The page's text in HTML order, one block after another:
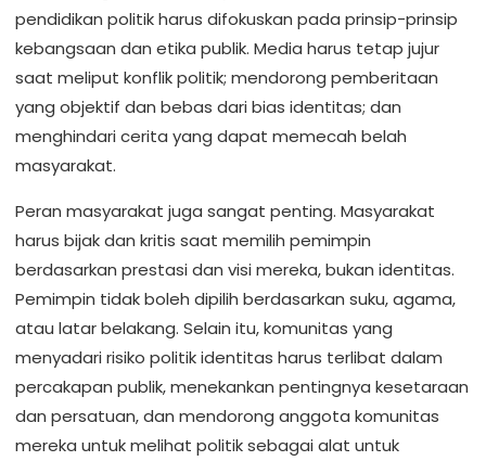
pendidikan politik harus difokuskan pada prinsip-prinsip
kebangsaan dan etika publik. Media harus tetap jujur
saat meliput konflik politik; mendorong pemberitaan
yang objektif dan bebas dari bias identitas; dan
menghindari cerita yang dapat memecah belah
masyarakat.
Peran masyarakat juga sangat penting. Masyarakat
harus bijak dan kritis saat memilih pemimpin
berdasarkan prestasi dan visi mereka, bukan identitas.
Pemimpin tidak boleh dipilih berdasarkan suku, agama,
atau latar belakang. Selain itu, komunitas yang
menyadari risiko politik identitas harus terlibat dalam
percakapan publik, menekankan pentingnya kesetaraan
dan persatuan, dan mendorong anggota komunitas
mereka untuk melihat politik sebagai alat untuk